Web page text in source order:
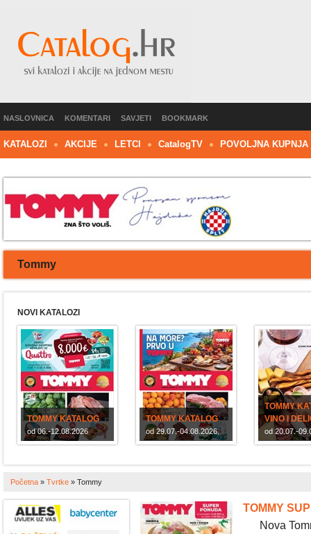
NASLOVNICA KOMENTARI SAVJETI BOOKMARK
KATALOZI AKCIJE LETCI CatalogTV POVOLJNA KUPNJA
Tommy
NOVI KATALOZI
TOMMY KATALOG
od 06.-12.08.2026
TOMMY KATALOG
od 29.07.-04.08.2026.
TOMMY
VINO I
od 20.07.-
Početna » Tvrtke » Tommy
TOMMY
Nova